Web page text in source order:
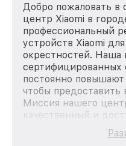
Добро пожаловать в
центр Xiaomi в
профессиональный
устройств Xiaomi
окрестностей. Наша
сертифицированных
постоянно
чтобы
Миссия нашего
качественный и
каждого
зависимости от